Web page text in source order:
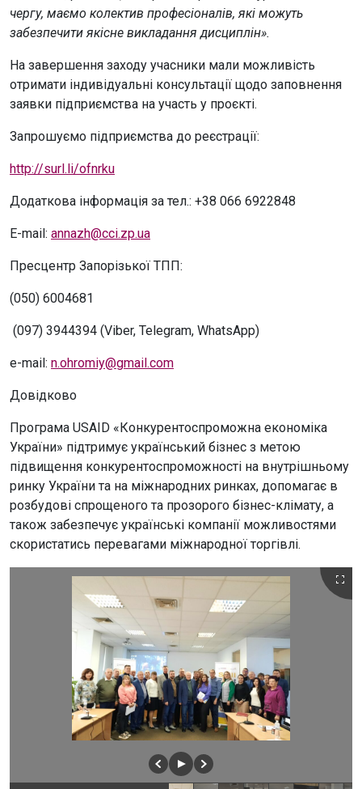
чергу, маємо колектив професіоналів, які можуть
забезпечити якісне викладання дисциплін».
На завершення заходу учасники мали можливість
отримати індивідуальні консультації щодо заповнення
заявки підприємства на участь у проєкті.
Запрошуємо підприємства до реєстрації:
http://surl.li/ofnrku
Додаткова інформація за тел.: +38 066 6922848
E-mail: annazh@cci.zp.ua
Пресцентр Запорізької ТПП:
(050) 6004681
(097) 3944394 (Viber, Telegram, WhatsApp)
e-mail: n.ohromiy@gmail.com
Довідково
Програма USAID «Конкурентоспроможна економіка
України» підтримує український бізнес з метою
підвищення конкурентоспроможності на внутрішньому
ринку України та на міжнародних ринках, допомагає в
розбудові спрощеного та прозорого бізнес-клімату, а
також забезпечує українські компанії можливостями
скористатись перевагами міжнародної торгівлі.